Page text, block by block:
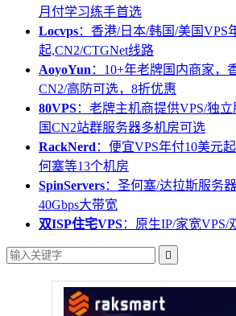
月付学习练手首选
Locvps：香港/日本/韩国/美国VPS
起,CN2/CTGNet线路
AoyoYun ：10+年老牌国内商家，
CN2/高防可选，8折优惠
80VPS：老牌主机商提供VPS/独
国CN2站群服务器多机房可选
RackNerd ：便宜VPS年付10美元
何塞等13个机房
SpinServers：圣何塞/达拉斯服务
40Gbps大带宽
双ISP住宅VPS：原生IP/家宽VPS/
